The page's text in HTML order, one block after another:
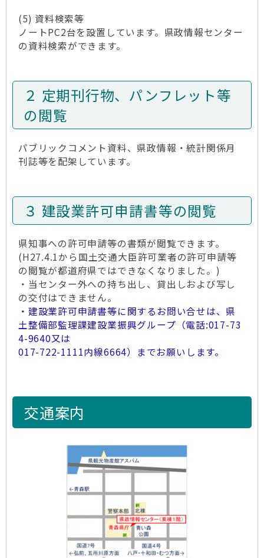
(5) 資料検索等
ノートPC2台を設置しています。県政情報センター
の資料検索ができます。
２ 定期刊行物、パンフレット等
の閲覧
パブリックコメント資料、県政情報・統計関係月
刊誌等を配架しています。
３ 建設業許可申請書等の閲覧
県知事への許可申請等の書類が閲覧できます。
(H27.4.1から国土交通大臣許可業者の許可申請等
の閲覧が都道府県ではできなくなりました。)
・当センター外への持ち出し、貸出しおよび写し
の交付はできません。
・建設業許可申請書等に関するお問い合せは、県
土整備部監理課建設業振興グループ（電話:017-73
4-9640又は
017-722-1111内線6664）までお願いします。
交通案内